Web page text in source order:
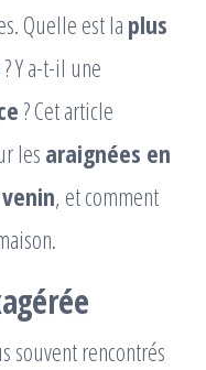
Quelle est la plus
? Y a-t-il une
? Cet article
les araignées en
venin, et comment
souvent rencontrés